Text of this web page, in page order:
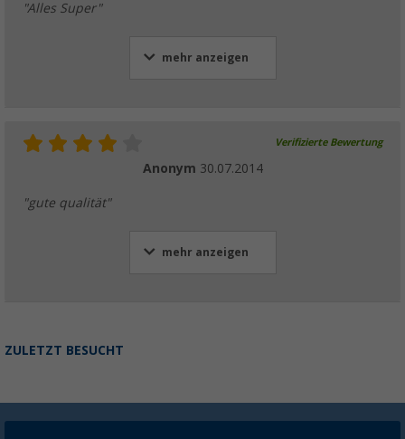
"Alles Super"
mehr anzeigen
Verifizierte Bewertung
Anonym 30.07.2014
"gute qualität"
mehr anzeigen
ZULETZT BESUCHT